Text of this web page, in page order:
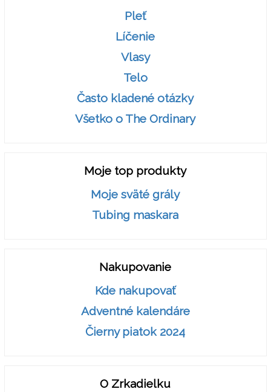
Pleť
Líčenie
Vlasy
Telo
Často kladené otázky
Všetko o The Ordinary
Moje top produkty
Moje sväté grály
Tubing maskara
Nakupovanie
Kde nakupovať
Adventné kalendáre
Čierny piatok 2024
O Zrkadielku